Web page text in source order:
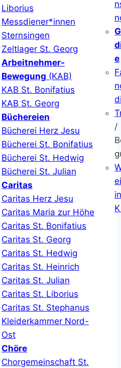
Liborius
Messdiener*innen
Sternsingen
Zeltlager St. Georg
Arbeitnehmer-
Bewegung (KAB)
KAB St. Bonifatius
KAB St. Georg
Büchereien
Bücherei Herz Jesu
Bücherei St. Bonifatius
Bücherei St. Hedwig
Bücherei St. Julian
Caritas
Caritas Herz Jesu
Caritas Maria zur Höhe
Caritas St. Bonifatius
Caritas St. Georg
Caritas St. Hedwig
Caritas St. Heinrich
Caritas St. Julian
Caritas St. Liborius
Caritas St. Stephanus
Kleiderkammer Nord-
Ost
Chöre
Chorgemeinschaft St.
e
/